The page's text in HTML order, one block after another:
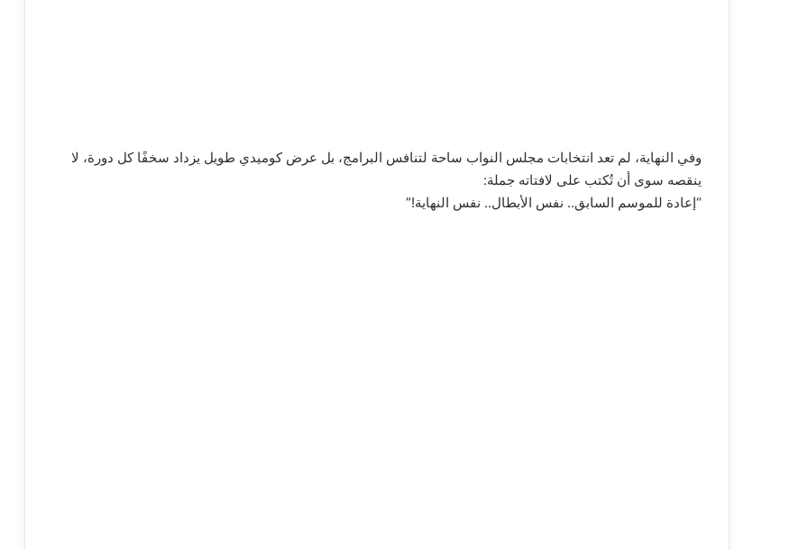
وفي النهاية، لم تعد انتخابات مجلس النواب ساحة لتنافس البرامج، بل عرض كوميدي طويل يزداد سخفًا كل دورة، لا
ينقصه سوى أن تُكتب على لافتاته جملة:
“إعادة للموسم السابق.. نفس الأبطال.. نفس النهاية!”